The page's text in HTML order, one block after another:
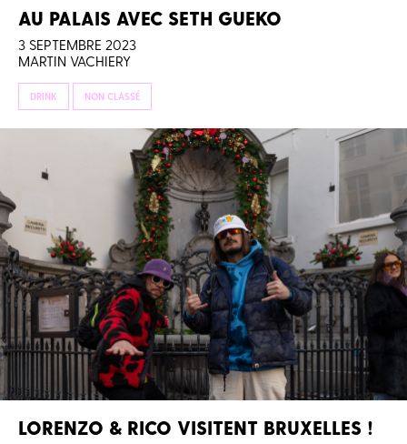
AU PALAIS AVEC SETH GUEKO
3 SEPTEMBRE 2023
MARTIN VACHIERY
DRINK NON CLASSÉ
LORENZO & RICO VISITENT BRUXELLES !